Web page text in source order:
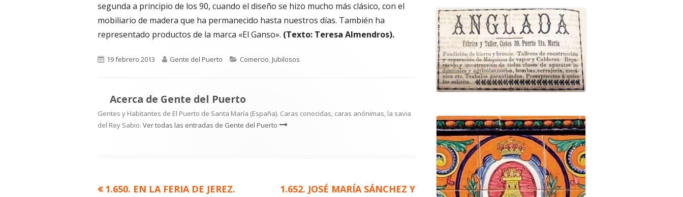
segunda a principio de los 90, cuando el diseño se hizo mucho más clásico, con el
mobiliario de madera que ha permanecido hasta nuestros días. También ha
representado productos de la marca «El Ganso». (Texto: Teresa Almendros).
Publicado
19 febrero 2013 Autor
Gente del Puerto Categorías
Comercio,Jubilosos
Acerca de Gente del Puerto
Gentes y Habitantes de El Puerto de Santa María (España). Caras conocidas, caras anónimas, la savia
del Rey Sabio. Ver todas las entradas de Gente del Puerto
Navegación
Artículo
1.650. EN LA FERIA DE JEREZ.
Artículo
1.652. JOSÉ MARÍA SÁNCHEZ Y